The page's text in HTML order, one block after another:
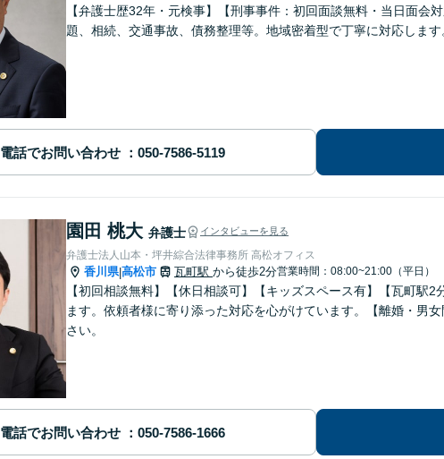
【弁護士歴32年・元検事】【刑事事件：初回面談無料・当日面会
題、相続、交通事故、債務整理等。地域密着型で丁寧に対応しま
電話でお問い合わせ
園田 桃大 弁護士 インタビューを見る
弁護士法人山本・坪井綜合法律事務所 高松オフィス
香川県|高松市 瓦町駅 から徒歩2分営業時間：08:00~21:00（平日）
【初回相談無料】【休日相談可】【キッズスペース有】【瓦町駅
ます。依頼者様に寄り添った対応を心がけています。【離婚・男
さい。
電話でお問い合わせ